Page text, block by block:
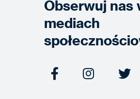
Obserwuj nas
mediach
  